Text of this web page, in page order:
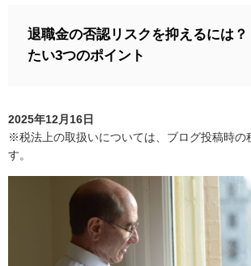
退職金の否認リスクを抑えるには
たい3つのポイント
2025年12月16日
※税法上の取扱いについては、ブログ投稿時の
す。